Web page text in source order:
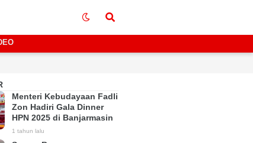
Menteri Kebudayaan Fadli
Zon Hadiri Gala Dinner
HPN 2025 di Banjarmasin
1 tahun lalu